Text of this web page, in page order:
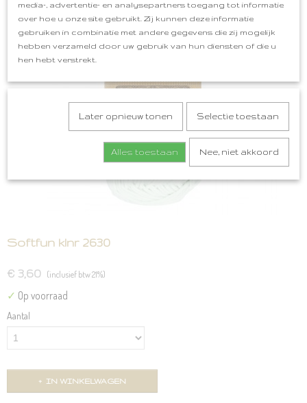
Softfun klnr 2630
€ 3,60 (inclusief btw 21%)
✓ Op voorraad
Aantal
IN WINKELWAGEN
media-, advertentie- en analysepartners toegang tot informatie
over hoe u onze site gebruikt. Zij kunnen deze informatie
gebruiken in combinatie met andere gegevens die zij mogelijk
hebben verzameld door uw gebruik van hun diensten of die u
hen hebt verstrekt.
Later opnieuw tonen Selectie toestaan
Alles toestaan Nee, niet akkoord